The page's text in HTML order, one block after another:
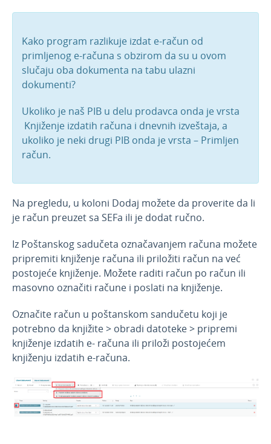
Kako program razlikuje izdat e-račun od
primljenog e-računa s obzirom da su u ovom
slučaju oba dokumenta na tabu ulazni
dokumenti?
Ukoliko je naš PIB u delu prodavca onda je vrsta
Knjiženje izdatih računa i dnevnih izveštaja, a
ukoliko je neki drugi PIB onda je vrsta – Primljen
račun.
Na pregledu, u koloni Dodaj možete da proverite da li
je račun preuzet sa SEFa ili je dodat ručno.
Iz Poštanskog sadučeta označavanjem računa možete
pripremiti knjiženje računa ili priložiti račun na već
postojeće knjiženje. Možete raditi račun po račun ili
masovno označiti račune i poslati na knjiženje.
Označite račun u poštanskom sandučetu koji je
potrebno da knjižite > obradi datoteke > pripremi
knjiženje izdatih e- računa ili priloži postojećem
knjiženju izdatih e-računa.